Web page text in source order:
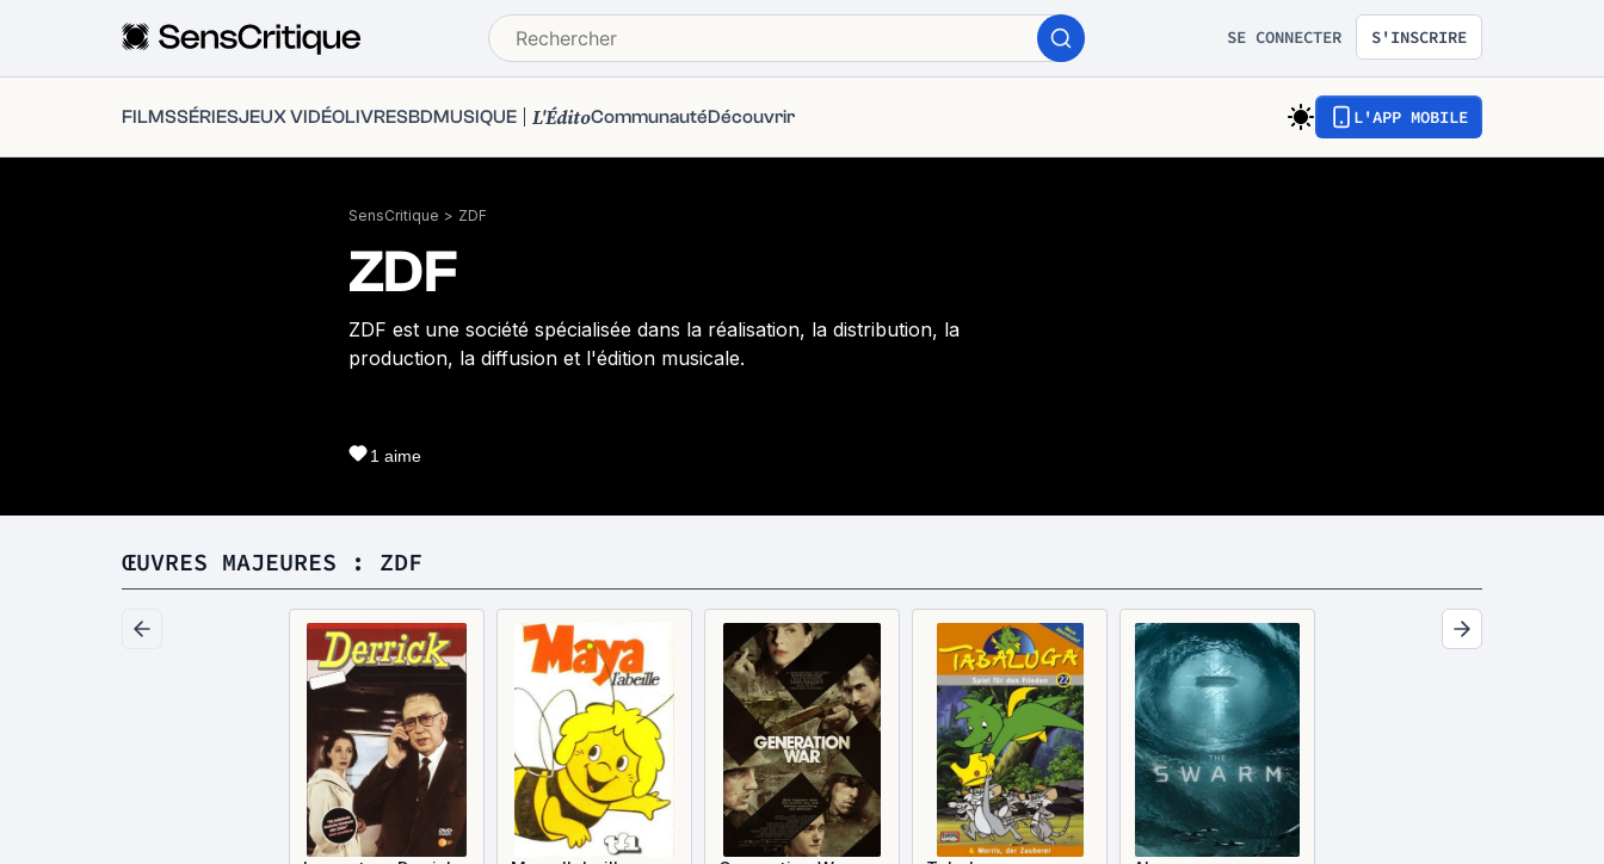
SE CONNECTER S'INSCRIRE
FILMSSÉRIESJEUX VIDÉOLIVRESBDMUSIQUE L'ÉditoCommunautéDécouvrir L'APP MOBILE
SensCritique > ZDF
ZDF
ZDF est une société spécialisée dans la réalisation, la distribution, la
production, la diffusion et l'édition musicale.
1 aime
ŒUVRES MAJEURES : ZDF